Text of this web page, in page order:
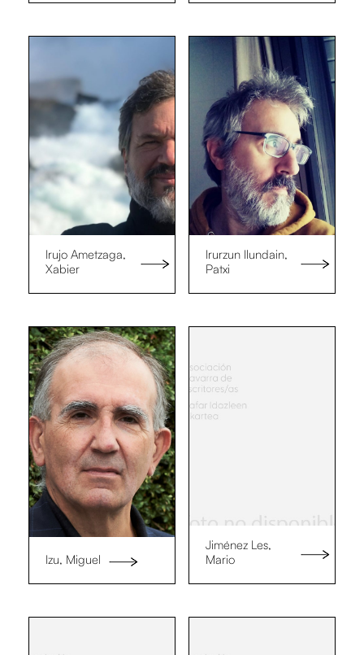
Irujo Ametzaga,
Xabier
Irurzun Ilundain,
Patxi
Izu, Miguel
Jiménez Les,
Mario